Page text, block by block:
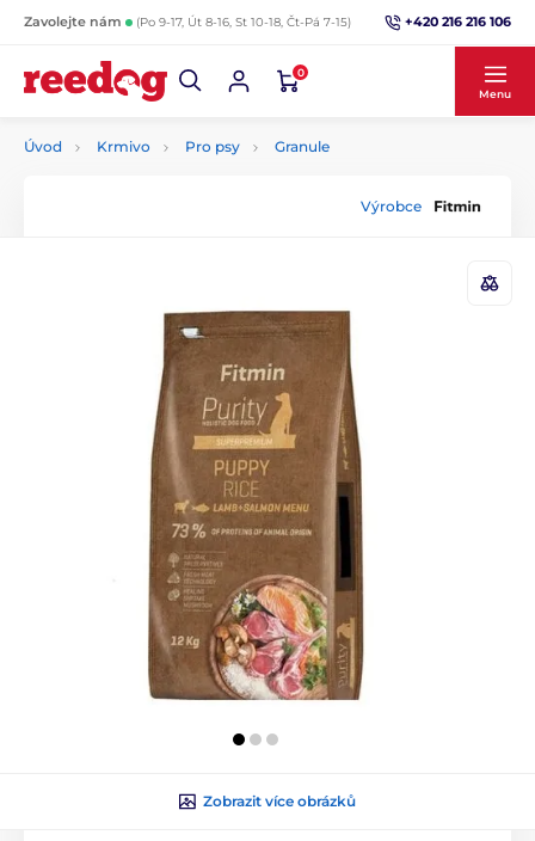
Zavolejte nám (Po 9-17, Út 8-16, St 10-18, Čt-Pá 7-15) +420 216 216 106
0
Menu
Úvod Krmivo Pro psy Granule
Výrobce
Zobrazit více obrázků